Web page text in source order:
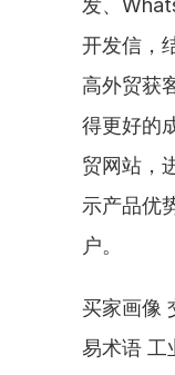
发、
开发信，
高外贸获
得更好的
贸网站，
示产品优
户。
买家画像
易术语 工